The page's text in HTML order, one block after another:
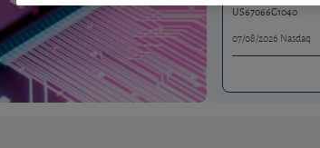
US67066G1040
07/08/2026 Nasdaq